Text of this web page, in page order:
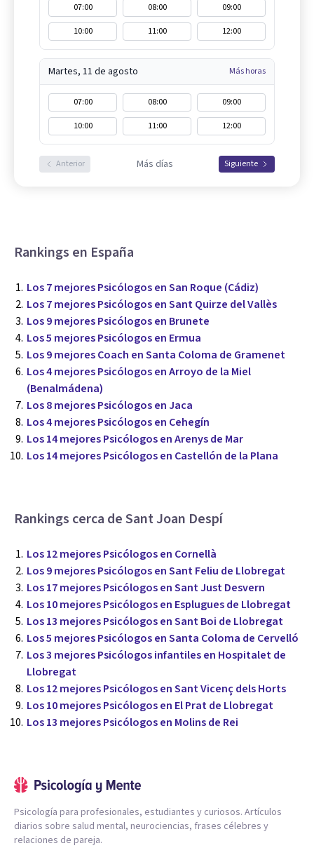
07:00 08:00
09:00
10:00
11:00 12:00
Martes, 11 de agosto Más horas
07:00 08:00
09:00
10:00
11:00 12:00
Anterior Más días Siguiente
Rankings en España
Los 7 mejores Psicólogos en San Roque (Cádiz)
Los 7 mejores Psicólogos en Sant Quirze del Vallès
Los 9 mejores Psicólogos en Brunete
Los 5 mejores Psicólogos en Ermua
Los 9 mejores Coach en Santa Coloma de Gramenet
Los 4 mejores Psicólogos en Arroyo de la Miel
(Benalmádena)
Los 8 mejores Psicólogos en Jaca
Los 4 mejores Psicólogos en Cehegín
Los 14 mejores Psicólogos en Arenys de Mar
Los 14 mejores Psicólogos en Castellón de la Plana
Rankings cerca de Sant Joan Despí
Los 12 mejores Psicólogos en Cornellà
Los 9 mejores Psicólogos en Sant Feliu de Llobregat
Los 17 mejores Psicólogos en Sant Just Desvern
Los 10 mejores Psicólogos en Esplugues de Llobregat
Los 13 mejores Psicólogos en Sant Boi de Llobregat
Los 5 mejores Psicólogos en Santa Coloma de Cervelló
Los 3 mejores Psicólogos infantiles en Hospitalet de
Llobregat
Los 12 mejores Psicólogos en Sant Vicenç dels Horts
Los 10 mejores Psicólogos en El Prat de Llobregat
Los 13 mejores Psicólogos en Molins de Rei
Psicología para profesionales, estudiantes y curiosos. Artículos
diarios sobre salud mental, neurociencias, frases célebres y
relaciones de pareja.